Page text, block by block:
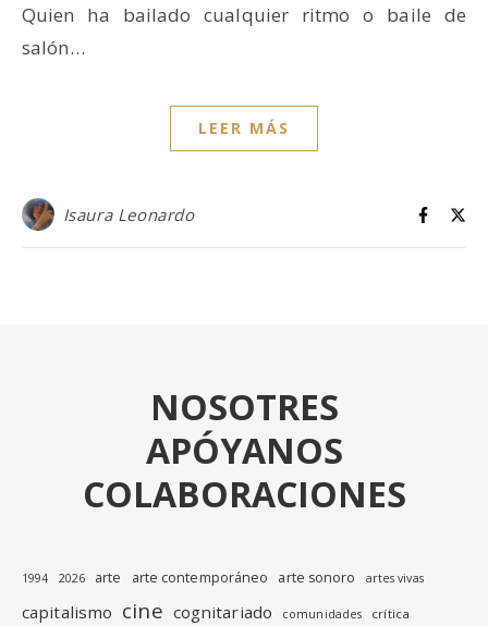
Quien ha bailado cualquier ritmo o baile de
salón…
LEER MÁS
Isaura Leonardo
NOSOTRES
APÓYANOS
COLABORACIONES
1994 2026 arte arte contemporáneo arte sonoro artes vivas
capitalismo cine cognitariado comunidades crítica